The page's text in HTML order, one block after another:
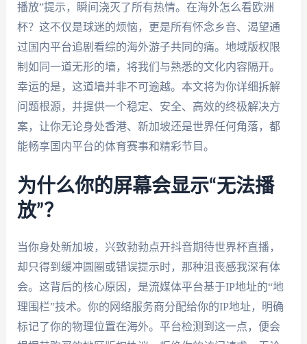
播放”提示，瞬间浇灭了所有热情。在海外怎么看欧洲
杯？这不仅是球迷的烦恼，更是所有怀念乡音、渴望通
过国内平台追剧看综的海外游子共同的痛。地域版权限
制如同一道无形的墙，将我们与熟悉的文化内容隔开。
幸运的是，这道墙并非不可逾越。本文将为你详细拆解
问题根源，并提供一个稳定、安全、高效的终极解决方
案，让你无论身处香港、新加坡还是世界任何角落，都
能畅享国内平台的体育赛事和精彩节目。
为什么你的屏幕会显示“无法播
放”？
当你身处新加坡，兴致勃勃点开抖音期待世界杯直播，
却只得到缓冲圆圈或错误提示时，那种沮丧感我深有体
会。这背后的核心原因，是流媒体平台基于IP地址的“地
理围栏”技术。你的网络服务商分配给你的IP地址，明确
标记了你的物理位置在海外。平台检测到这一点，便会